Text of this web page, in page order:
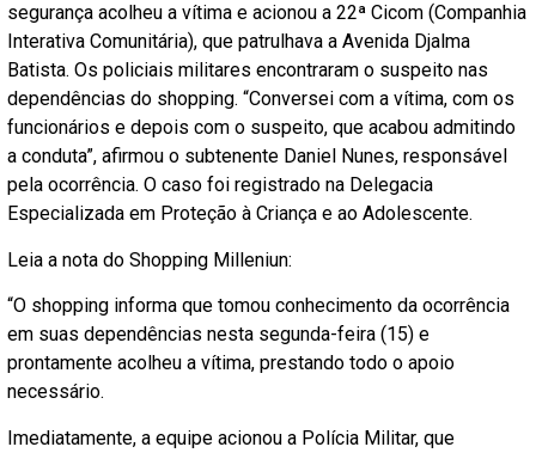
segurança acolheu a vítima e acionou a 22ª Cicom (Companhia
Interativa Comunitária), que patrulhava a Avenida Djalma
Batista. Os policiais militares encontraram o suspeito nas
dependências do shopping. “Conversei com a vítima, com os
funcionários e depois com o suspeito, que acabou admitindo
a conduta”, afirmou o subtenente Daniel Nunes, responsável
pela ocorrência. O caso foi registrado na Delegacia
Especializada em Proteção à Criança e ao Adolescente.
Leia a nota do Shopping Milleniun:
“O shopping informa que tomou conhecimento da ocorrência
em suas dependências nesta segunda-feira (15) e
prontamente acolheu a vítima, prestando todo o apoio
necessário.
Imediatamente, a equipe acionou a Polícia Militar, que